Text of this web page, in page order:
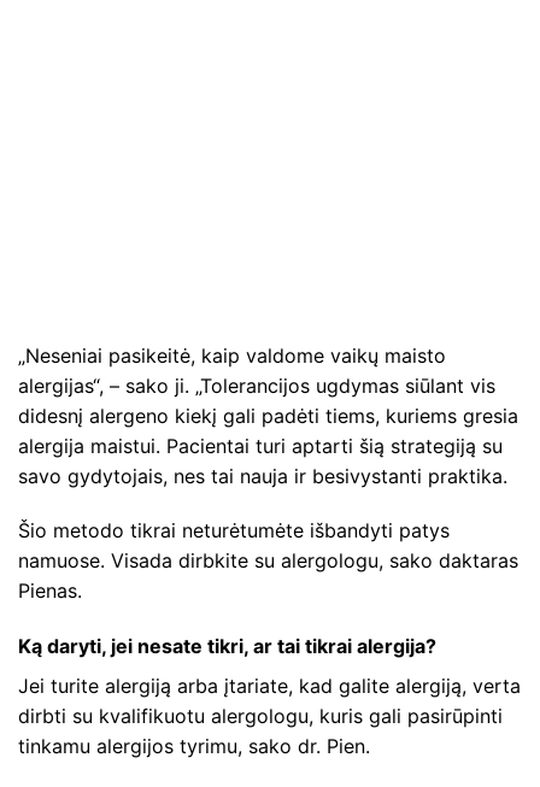
„Neseniai pasikeitė, kaip valdome vaikų maisto
alergijas“, – sako ji. „Tolerancijos ugdymas siūlant vis
didesnį alergeno kiekį gali padėti tiems, kuriems gresia
alergija maistui. Pacientai turi aptarti šią strategiją su
savo gydytojais, nes tai nauja ir besivystanti praktika.
Šio metodo tikrai neturėtumėte išbandyti patys
namuose. Visada dirbkite su alergologu, sako daktaras
Pienas.
Ką daryti, jei nesate tikri, ar tai tikrai alergija?
Jei turite alergiją arba įtariate, kad galite alergiją, verta
dirbti su kvalifikuotu alergologu, kuris gali pasirūpinti
tinkamu alergijos tyrimu, sako dr. Pien.